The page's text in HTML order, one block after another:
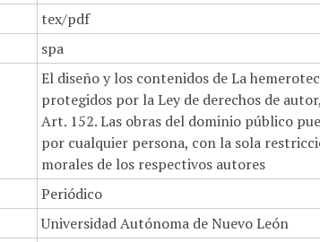
tex/pdf
spa
El diseño y los contenidos de La
protegidos por la Ley de derechos de
Art. 152. Las obras del dominio público
por cualquier persona, con la sola
morales de los respectivos autores
Periódico
Universidad Autónoma de Nuevo León